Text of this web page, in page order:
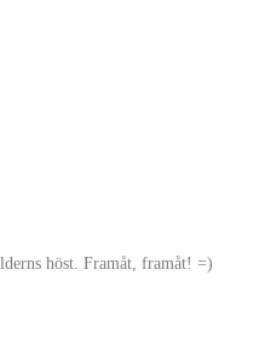
höst. Framåt, framåt! =)